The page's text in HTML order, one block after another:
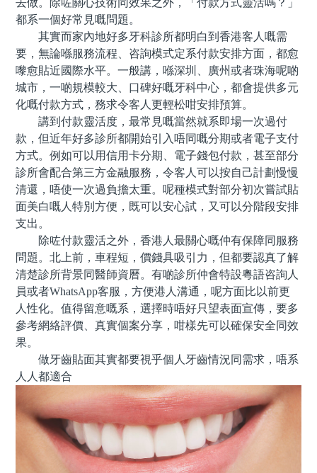
去做。除咗關心技術同效果之外，「付款方式靈活嗎？」
都系一個好常見嘅問題。
其實而家內地好多牙科診所都明白到香港客人嘅需
要，無論喺服務流程、咨詢模式定系付款安排方面，都愈
嚟愈貼近國際水平。一般講，喺深圳、廣州或者珠海呢啲
城市，一啲規模較大、口碑好嘅牙科中心，都會提供多元
化嘅付款方式，務求令客人更輕松咁安排預算。
講到付款靈活度，最常見嘅當然就系即場一次過付
款，但近年好多診所都開始引入唔同嘅分期或者電子支付
方式。例如可以用信用卡分期、電子錢包付款，甚至部分
診所會配合第三方金融服務，令客人可以按自己計劃慢慢
清還，唔使一次過負擔太重。呢種模式對部分初次嘗試貼
面美白嘅人特別方便，既可以安心試，又可以分階段安排
支出。
除咗付款靈活之外，香港人最關心嘅仲有保障同服務
問題。北上前，車程短，價錢具吸引力，但都要認真了解
清楚診所背景同醫師資曆。有啲診所仲會特設粵語咨詢人
員或者WhatsApp客服，方便港人溝通，呢方面比以前更
人性化。值得留意嘅系，選擇時唔好只望表面宣傳，要多
參考網絡評價、真實個案分享，咁樣先可以確保安全同效
果。
做牙齒貼面其實都要視乎個人牙齒情況同需求，唔系
人人都適合